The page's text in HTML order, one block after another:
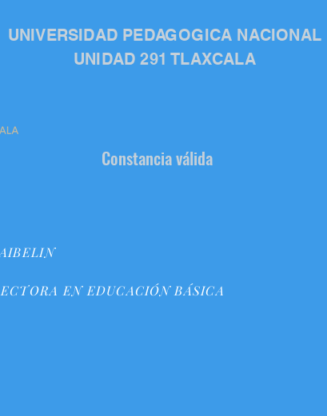
UNIVERSIDAD PEDAGOGICA NACIONAL
UNIDAD 291 TLAXCALA
Constancia válida
EN EDUCACIÓN BÁSICA